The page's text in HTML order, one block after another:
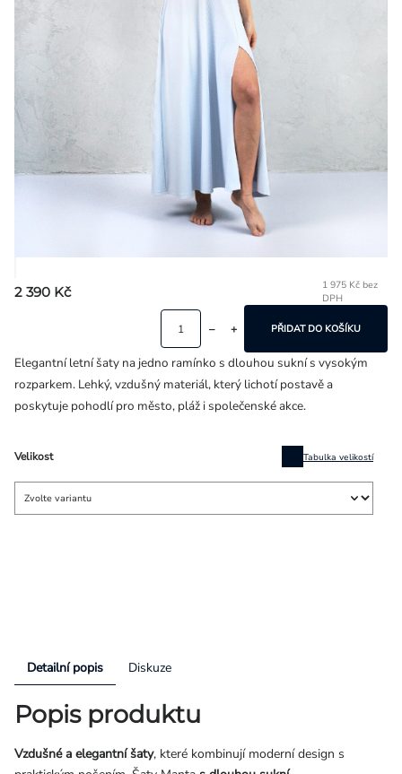
Přihlášení
2 390 Kč
1 975 Kč bez
DPH
Velikost Tabulka velikostí
PŘIDAT DO KOŠÍKU
Elegantní letní šaty na jedno ramínko s dlouhou sukní s vysokým
rozparkem. Lehký, vzdušný materiál, který lichotí postavě a
poskytuje pohodlí pro město, pláž i společenské akce.
Detailní popis Diskuze
Popis produktu
Vzdušné a elegantní šaty, které kombinují moderní design s